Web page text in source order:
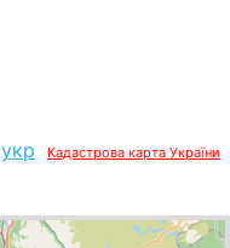
укр Кадастрова карта України